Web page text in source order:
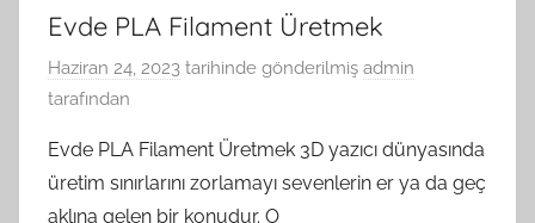
Evde PLA Filament Üretmek
Haziran 24, 2023 tarihinde gönderilmiş admin
tarafından
Evde PLA Filament Üretmek 3D yazıcı dünyasında
üretim sınırlarını zorlamayı sevenlerin er ya da geç
aklına gelen bir konudur. O